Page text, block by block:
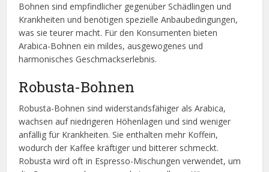
Bohnen sind empfindlicher gegenüber Schädlingen und
Krankheiten und benötigen spezielle Anbaubedingungen,
was sie teurer macht. Für den Konsumenten bieten
Arabica-Bohnen ein mildes, ausgewogenes und
harmonisches Geschmackserlebnis.
Robusta-Bohnen
Robusta-Bohnen sind widerstandsfähiger als Arabica,
wachsen auf niedrigeren Höhenlagen und sind weniger
anfällig für Krankheiten. Sie enthalten mehr Koffein,
wodurch der Kaffee kräftiger und bitterer schmeckt.
Robusta wird oft in Espresso-Mischungen verwendet, um